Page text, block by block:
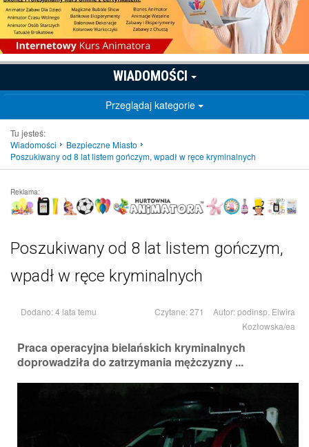
WIADOMOŚCI
Przeglądaj kategorie
Tu jesteś:
Wiadomości
Bezpieczne Miasto
Poszukiwany od 8 lat listem gończym, wpadł w ręce kryminalnych
Reklama:
Poszukiwany od 8 lat listem gończym,
wpadł w ręce kryminalnych
Dodano: 4 lata temu Czytane: 271 Autor:podinsp. Elwira
Kozłowska/ea
Praca operacyjna bielańskich kryminalnych
doprowadziła do zatrzymania mężczyzny ...